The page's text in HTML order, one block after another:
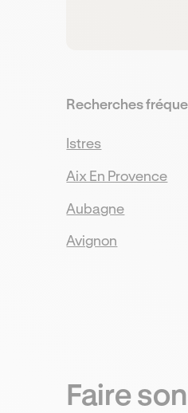
Recherches
Istres
Aix En Provence
Aubagne
Avignon
Faire